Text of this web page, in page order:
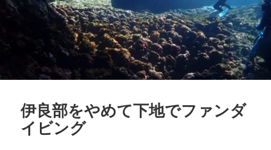
伊良部をやめて下地でファンダ
イビング